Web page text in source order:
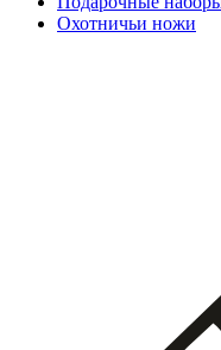
Охотничьи ножи